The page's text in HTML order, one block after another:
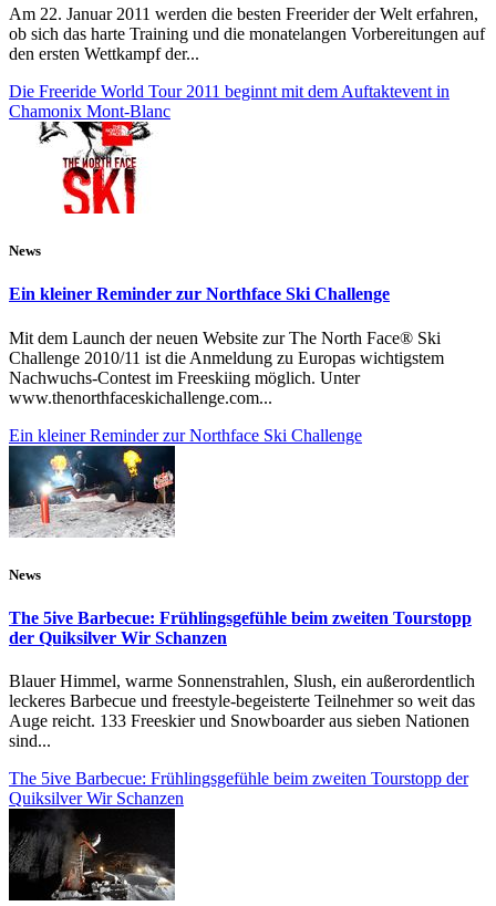
Am 22. Januar 2011 werden die besten Freerider der Welt erfahren,
ob sich das harte Training und die monatelangen Vorbereitungen auf
den ersten Wettkampf der...
Die Freeride World Tour 2011 beginnt mit dem Auftaktevent in
Chamonix Mont-Blanc
News
Ein kleiner Reminder zur Northface Ski Challenge
Mit dem Launch der neuen Website zur The North Face® Ski
Challenge 2010/11 ist die Anmeldung zu Europas wichtigstem
Nachwuchs-Contest im Freeskiing möglich. Unter
www.thenorthfaceskichallenge.com...
Ein kleiner Reminder zur Northface Ski Challenge
News
The 5ive Barbecue: Frühlingsgefühle beim zweiten Tourstopp
der Quiksilver Wir Schanzen
Blauer Himmel, warme Sonnenstrahlen, Slush, ein außerordentlich
leckeres Barbecue und freestyle-begeisterte Teilnehmer so weit das
Auge reicht. 133 Freeskier und Snowboarder aus sieben Nationen
sind...
The 5ive Barbecue: Frühlingsgefühle beim zweiten Tourstopp der
Quiksilver Wir Schanzen